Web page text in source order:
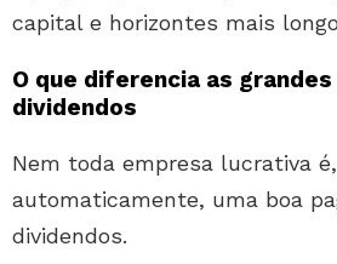
capital e horizontes mais
O que diferencia as
dividendos
Nem toda empresa lucrativa é,
automaticamente, uma boa
dividendos.